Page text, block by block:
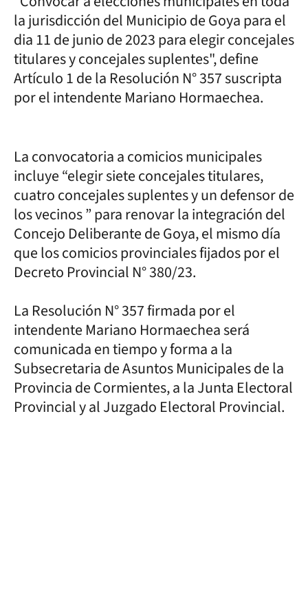
la jurisdicción del Municipio de Goya para el
dia 11 de junio de 2023 para elegir concejales
titulares y concejales suplentes", define
Artículo 1 de la Resolución N° 357 suscripta
por el intendente Mariano Hormaechea.
La convocatoria a comicios municipales
incluye “elegir siete concejales titulares,
cuatro concejales suplentes y un defensor de
los vecinos ” para renovar la integración del
Concejo Deliberante de Goya, el mismo día
que los comicios provinciales fijados por el
Decreto Provincial N° 380/23.
La Resolución N° 357 firmada por el
intendente Mariano Hormaechea será
comunicada en tiempo y forma a la
Subsecretaria de Asuntos Municipales de la
Provincia de Cormientes, a la Junta Electoral
Provincial y al Juzgado Electoral Provincial.